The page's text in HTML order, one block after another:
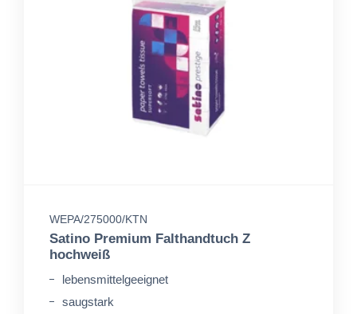
WEPA/275000/KTN
Satino Premium Falthandtuch Z
hochweiß
lebensmittelgeeignet
saugstark